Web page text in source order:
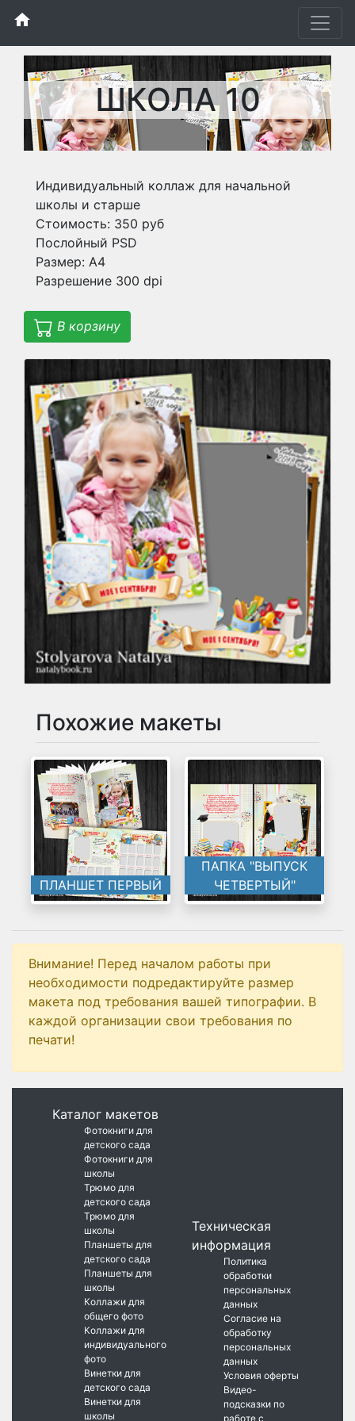
home
ШКОЛА 10
Индивидуальный коллаж для начальной
школы и старше
Стоимость: 350 руб
Послойный PSD
Размер: А4
Разрешение 300 dpi
В корзину
Похожие макеты
ПЛАНШЕТ ПЕРВЫЙ
ПАПКА "ВЫПУСК
ЧЕТВЕРТЫЙ"
Внимание! Перед началом работы при
необходимости подредактируйте размер
макета под требования вашей типографии. В
каждой организации свои требования по
печати!
Каталог макетов
Фотокниги для
детского сада
Фотокниги для
школы
Трюмо для
детского сада
Трюмо для
школы
Планшеты для
детского сада
Планшеты для
школы
Коллажи для
общего фото
Коллажи для
индивидуального
фото
Винетки для
детского сада
Винетки для
школы
Техническая
информация
Политика
обработки
персональных
данных
Согласие на
обработку
персональных
данных
Условия оферты
Видео-
подсказки по
работе с